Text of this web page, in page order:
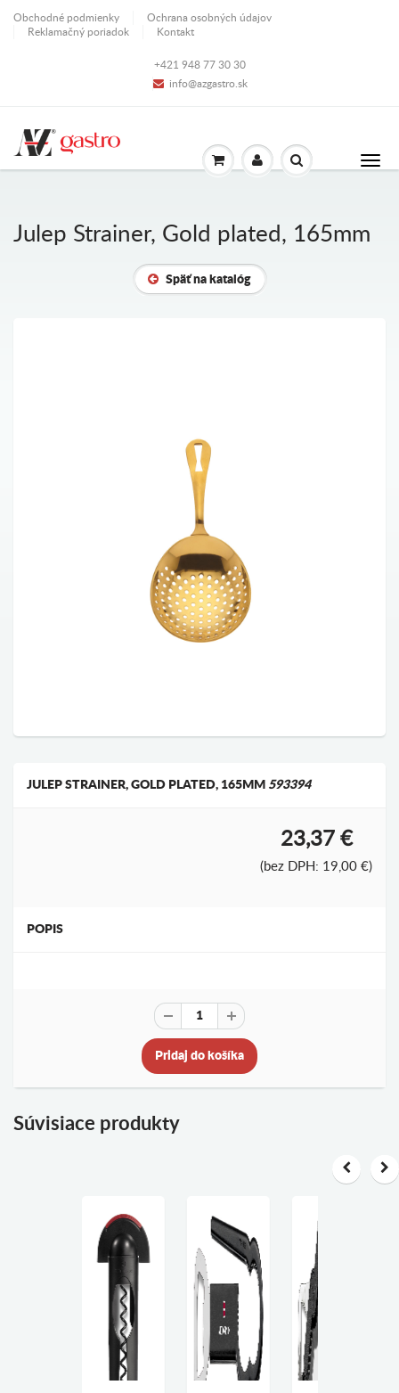
Obchodné podmienky
Ochrana osobných údajov
Reklamačný poriadok
Kontakt
+421 948 77 30 30
info@azgastro.sk
Julep Strainer, Gold plated, 165mm
Späť na katalóg
JULEP STRAINER, GOLD PLATED, 165MM 593394
23,37 €
(bez DPH: 19,00 €)
POPIS
Pridaj do košíka
Súvisiace produkty